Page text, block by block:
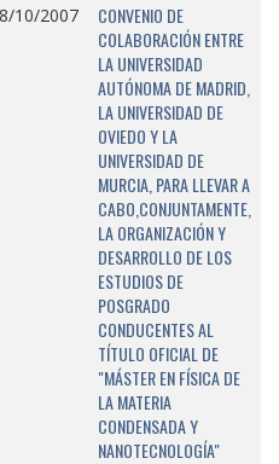
10/2007
CONVENIO DE
COLABORACIÓN ENTRE
LA UNIVERSIDAD
AUTÓNOMA DE MADRID,
LA UNIVERSIDAD DE
OVIEDO Y LA
UNIVERSIDAD DE
MURCIA, PARA LLEVAR A
CABO,CONJUNTAMENTE,
LA ORGANIZACIÓN Y
DESARROLLO DE LOS
ESTUDIOS DE
POSGRADO
CONDUCENTES AL
TÍTULO OFICIAL DE
"MÁSTER EN FÍSICA DE
LA MATERIA
CONDENSADA Y
NANOTECNOLOGÍA"